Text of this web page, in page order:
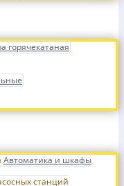
горячекатаная
Автоматика и шкафы